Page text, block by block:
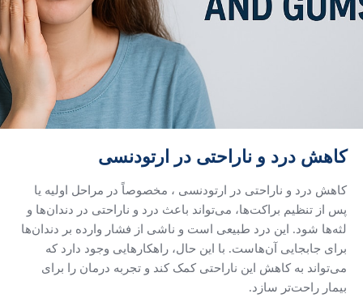
کاهش درد و ناراحتی در ارتودنسی
کاهش درد و ناراحتی در ارتودنسی ، مخصوصاً در مراحل اولیه یا
پس از تنظیم براکت‌ها، می‌تواند باعث درد و ناراحتی در دندان‌ها و
لثه‌ها شود. این درد طبیعی است و ناشی از فشار وارده بر دندان‌ها
برای جابجایی آن‌هاست. با این حال، راهکارهایی وجود دارد که
می‌تواند به کاهش این ناراحتی کمک کند و تجربه درمان را برای
بیمار راحت‌تر سازد.